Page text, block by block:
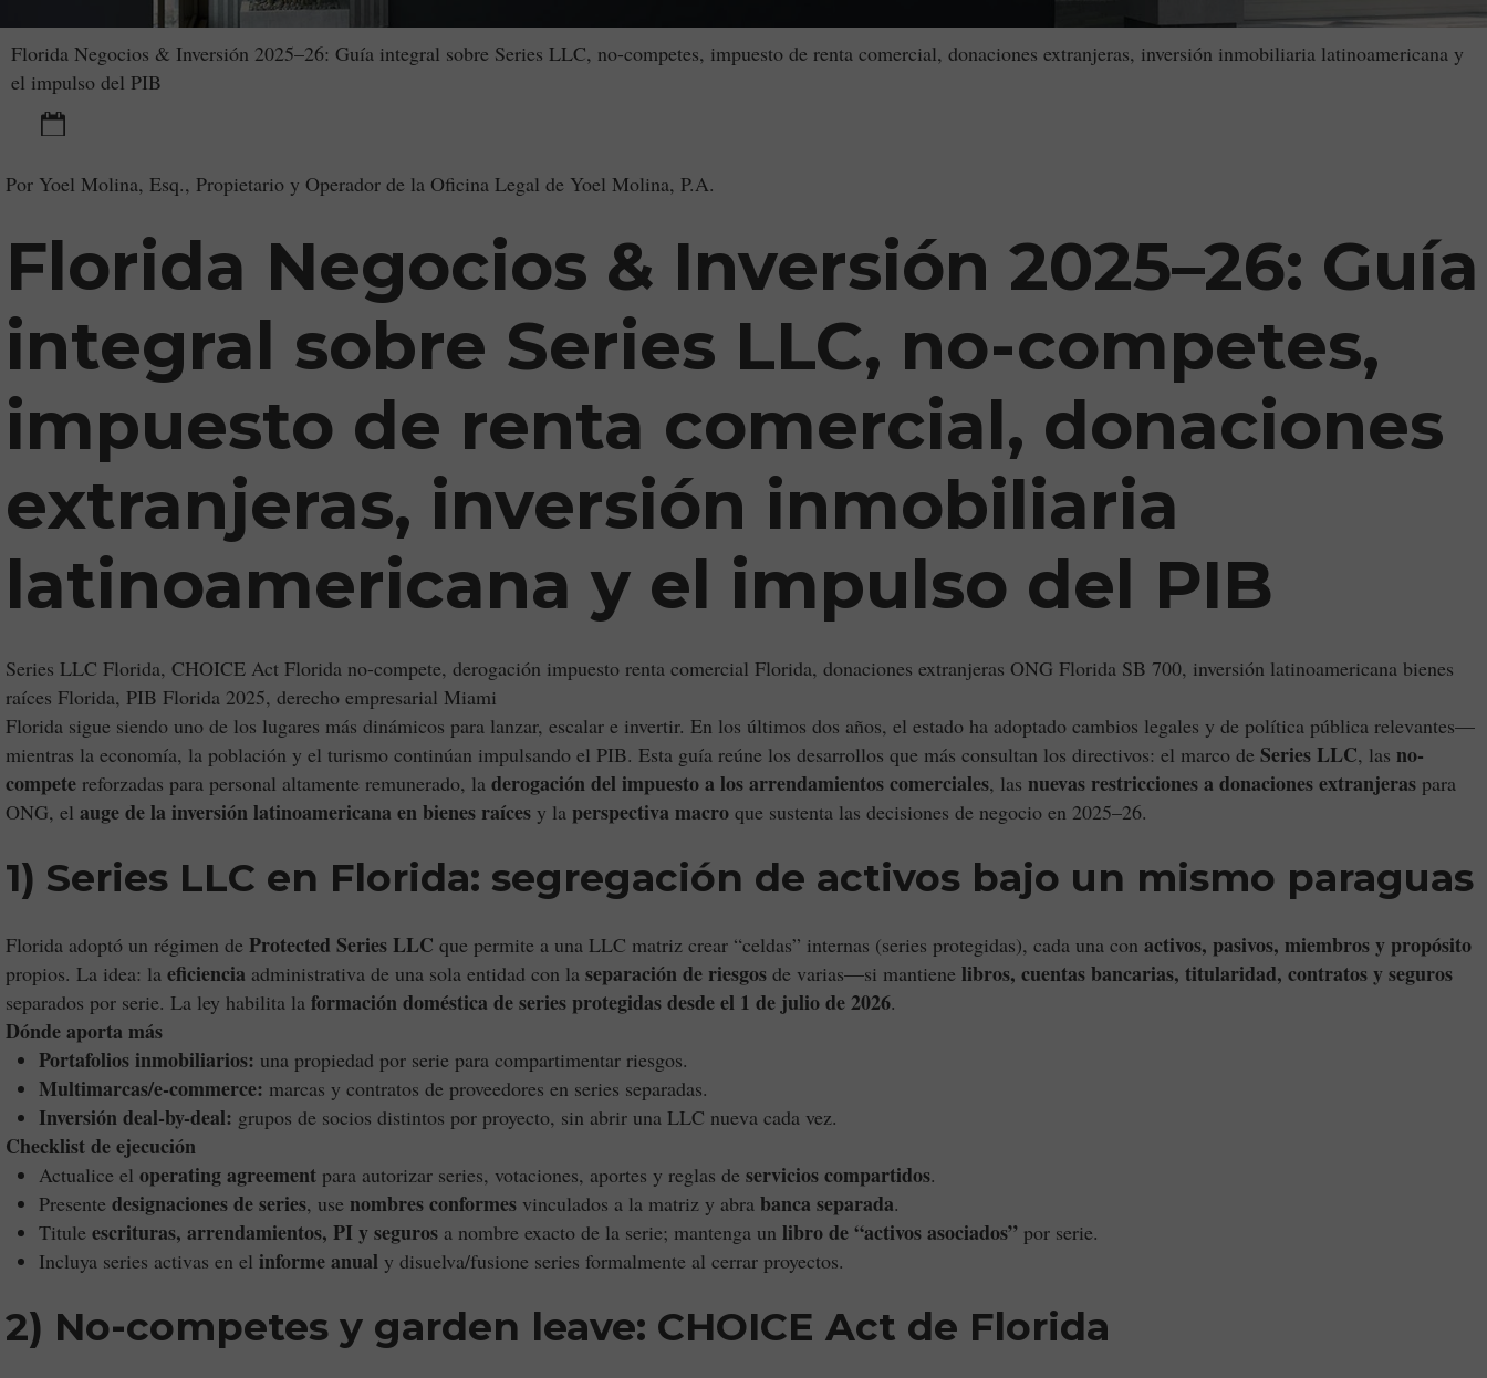
Strategic Legal Consultation for Latin American Entrepreneurs and Investors in Florida
Florida Negocios & Inversión 2025–26: Guía integral sobre Series LLC, no-competes, impuesto de renta comercial, donaciones extranjeras, inversión inmobiliaria latinoamericana y
el impulso del PIB
Por Yoel Molina, Esq., Propietario y Operador de la Oficina Legal de Yoel Molina, P.A.
Florida Negocios & Inversión 2025–26: Guía
integral sobre Series LLC, no-competes,
impuesto de renta comercial, donaciones
extranjeras, inversión inmobiliaria
latinoamericana y el impulso del PIB
Series LLC Florida, CHOICE Act Florida no-compete, derogación impuesto renta comercial Florida, donaciones extranjeras ONG Florida SB 700, inversión latinoamericana bienes
raíces Florida, PIB Florida 2025, derecho empresarial Miami
Florida sigue siendo uno de los lugares más dinámicos para lanzar, escalar e invertir. En los últimos dos años, el estado ha adoptado cambios legales y de política pública relevantes—
mientras la economía, la población y el turismo continúan impulsando el PIB. Esta guía reúne los desarrollos que más consultan los directivos: el marco de Series LLC, las no-
compete reforzadas para personal altamente remunerado, la derogación del impuesto a los arrendamientos comerciales, las nuevas restricciones a donaciones extranjeras para
ONG, el auge de la inversión latinoamericana en bienes raíces y la perspectiva macro que sustenta las decisiones de negocio en 2025–26.
1) Series LLC en Florida: segregación de activos bajo un mismo paraguas
Florida adoptó un régimen de Protected Series LLC que permite a una LLC matriz crear “celdas” internas (series protegidas), cada una con activos, pasivos, miembros y propósito
propios. La idea: la eficiencia administrativa de una sola entidad con la separación de riesgos de varias—si mantiene libros, cuentas bancarias, titularidad, contratos y seguros
separados por serie. La ley habilita la formación doméstica de series protegidas desde el 1 de julio de 2026.
Dónde aporta más
Portafolios inmobiliarios: una propiedad por serie para compartimentar riesgos.
Multimarcas/e-commerce: marcas y contratos de proveedores en series separadas.
Inversión deal-by-deal: grupos de socios distintos por proyecto, sin abrir una LLC nueva cada vez.
Checklist de ejecución
Actualice el operating agreement para autorizar series, votaciones, aportes y reglas de servicios compartidos.
Presente designaciones de series, use nombres conformes vinculados a la matriz y abra banca separada.
Titule escrituras, arrendamientos, PI y seguros a nombre exacto de la serie; mantenga un libro de “activos asociados” por serie.
Incluya series activas en el informe anual y disuelva/fusione series formalmente al cerrar proyectos.
2) No-competes y garden leave: CHOICE Act de Florida